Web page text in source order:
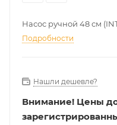
Насос ручной 48 см
Подробности
Нашли дешевле?
Внимание! Цены